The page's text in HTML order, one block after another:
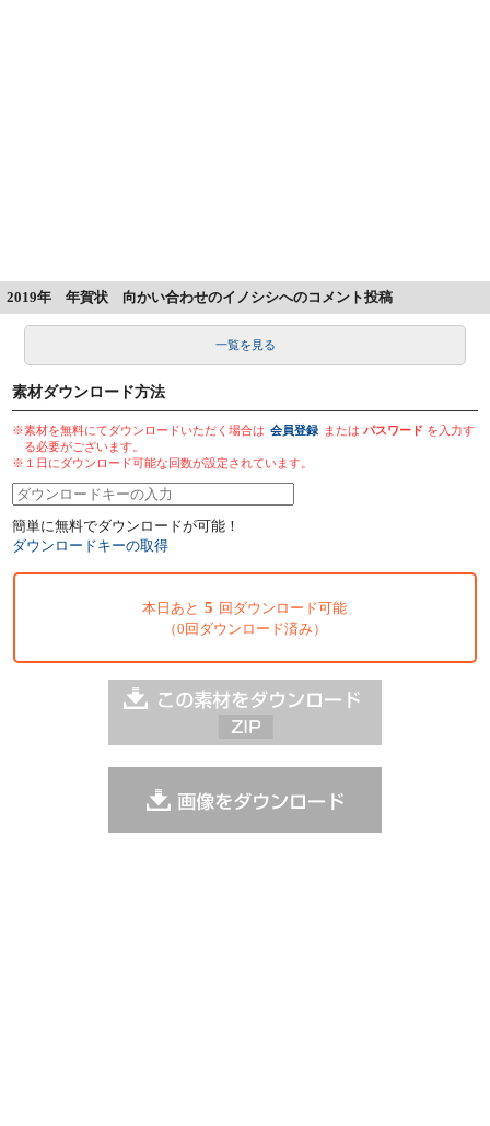
2019年 年賀状 向かい合わせのイノシシへのコメント投稿
一覧を見る
素材ダウンロード方法
※素材を無料にてダウンロードいただく場合は 会員登録 またはパスワード を入力す
る必要がございます。
※１日にダウンロード可能な回数が設定されています。
簡単に無料でダウンロードが可能！
ダウンロードキーの取得
本日あと 5 回ダウンロード可能
（0回ダウンロード済み）